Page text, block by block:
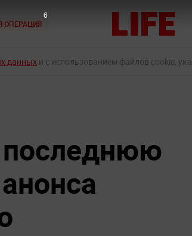
ОПЕРАЦИЯ
данных и с использованием файлов cookie,
5